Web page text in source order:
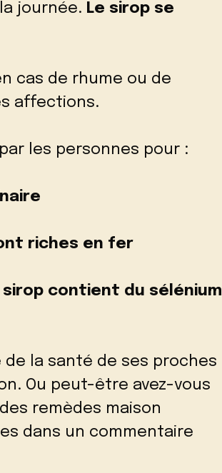
journée. Le sirop se
cas de rhume ou de
affections.
les personnes pour :
riches en fer
contient du sélénium
de la santé de ses proches
Ou peut-être avez-vous
remèdes maison
dans un commentaire